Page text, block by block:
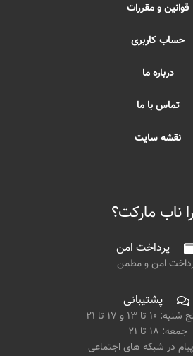
قوانین و مقررات
حساب کاربری
درباره ما
تماس با ما
نقشه سایت
ناب مارکت؟
پرداخت امن
امن و مطمن
پشتیبانی
۱۳ و ۱۷ تا ۲۱
جمعه: ۱۸ تا ۲۱
در شبکه های اجتماعی